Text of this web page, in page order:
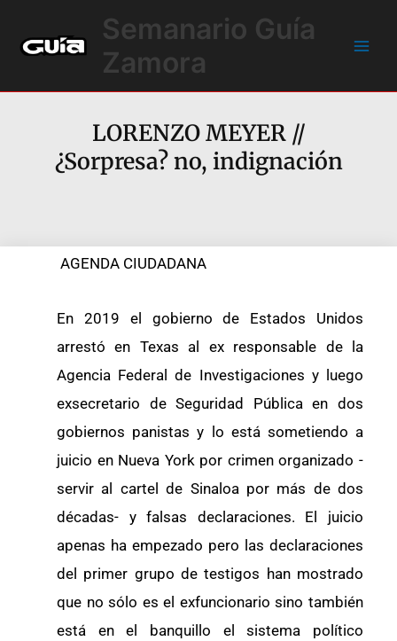
contenido
Semanario Guía
Zamora
LORENZO MEYER //
¿Sorpresa? no, indignación
AGENDA CIUDADANA
En 2019 el gobierno de Estados Unidos
arrestó en Texas al ex responsable de la
Agencia Federal de Investigaciones y luego
exsecretario de Seguridad Pública en dos
gobiernos panistas y lo está sometiendo a
juicio en Nueva York por crimen organizado -
servir al cartel de Sinaloa por más de dos
décadas- y falsas declaraciones. El juicio
apenas ha empezado pero las declaraciones
del primer grupo de testigos han mostrado
que no sólo es el exfuncionario sino también
está en el banquillo el sistema político